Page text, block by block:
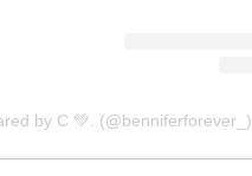
by C 💚. (@benniferforever_)